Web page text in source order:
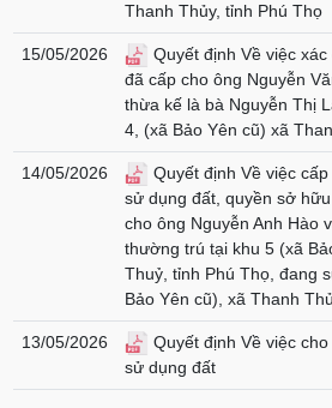
Thanh Thủy, tỉnh Phú Thọ
15/05/2026
Quyết định Về việc
đã cấp cho ông Nguyễn
thừa kế là bà Nguyễn Thị
4, (xã Bảo Yên cũ) xã
14/05/2026
Quyết định Về việc
sử dụng đất, quyền sở
cho ông Nguyễn Anh Hào
thường trú tại khu 5 (xã
Thuỷ, tỉnh Phú Thọ, đang
Bảo Yên cũ), xã Thanh
13/05/2026
Quyết định Về việc
sử dụng đất